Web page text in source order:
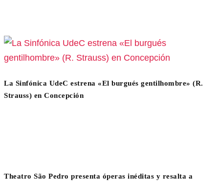
La Sinfónica UdeC estrena «El burgués gentilhombre» (R.
Strauss) en Concepción
Theatro São Pedro presenta óperas inéditas y resalta a